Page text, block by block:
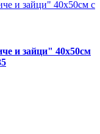
и зайци" 40х50см